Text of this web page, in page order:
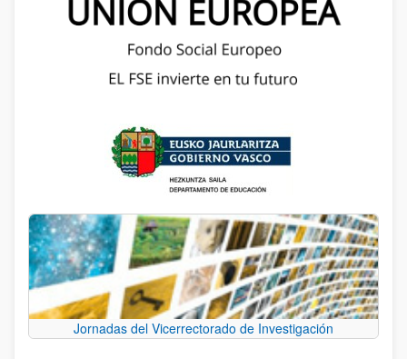
Jornadas del Vicerrectorado de Investigación